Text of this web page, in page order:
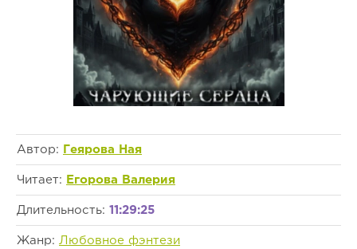
Автор: Геярова Ная
Читает: Егорова Валерия
Длительность: 11:29:25
Жанр: Любовное фэнтези